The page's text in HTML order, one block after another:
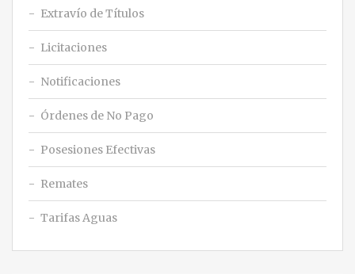
Extravío de Títulos
Licitaciones
Notificaciones
Órdenes de No Pago
Posesiones Efectivas
Remates
Tarifas Aguas